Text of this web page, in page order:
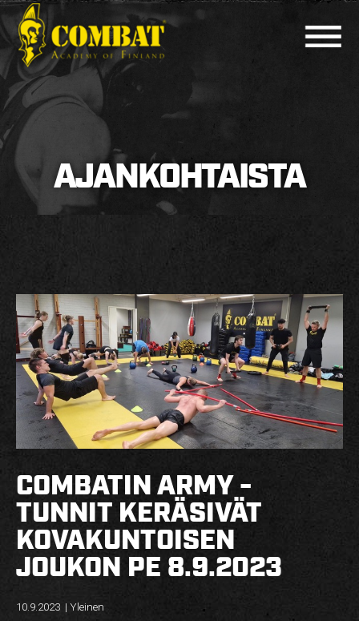
COMBAT ACADEMY
AJANKOHTAISTA
LAJIT
KOULUTTAJAT
HARJOITUSAJAT
HARJOITUSMAKSUT
YRITYSKURSSIT – YKSITYISTUNNIT
VERKKOKAUPPA
REKRY
YHTEYSTIEDOT
AJANKOHTAISTA
COMBATIN ARMY -
TUNNIT KERÄSIVÄT
KOVAKUNTOISEN
JOUKON PE 8.9.2023
10.9.2023 |Yleinen